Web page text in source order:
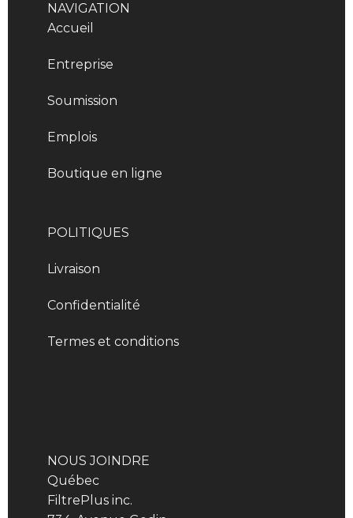
NAVIGATION
Accueil
Entreprise
Soumission
Emplois
Boutique en ligne
POLITIQUES
Livraison
Confidentialité
Termes et conditions
NOUS JOINDRE
Québec
FiltrePlus inc.